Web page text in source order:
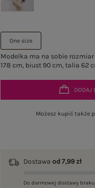
One size
Modelka ma na sobie
178 cm, biust 90 cm, talia 62
DODAJ
Możesz kupić także
Dostawaod 7,99 zł
Do darmowej dostawy